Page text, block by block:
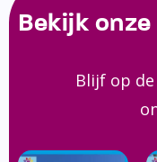
Bekijk
Blijf op